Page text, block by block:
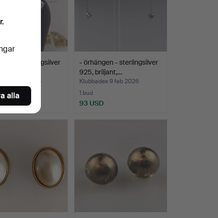
- sterlingsilver
13 feb 2026
- örhängen - sterlingsilver
925, briljant,…
Klubbades 9 feb 2026
1 bud
93 USD
alla